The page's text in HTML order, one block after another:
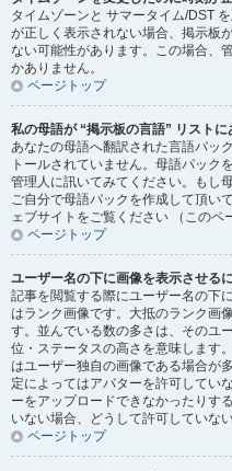
タイムゾーンと サマータイム/DST
が正しく表示されない場合、掲示板
ない可能性があります。この場合、
かありません。
ページトップ
私の母語が “掲示板の言語” リストに
あなたの母語へ翻訳された言語パッ
トールされていません。母語パック
管理人に訊いてみてください。もし
ご自分で母語パックを作成して頂い
ェブサイトをご覧ください （このペ
ページトップ
ユーザー名の下に画像を表示させる
記事を閲覧する際にユーザー名の下
はランク画像です。大抵のランク画
す。並んでいる数の多さは、そのユ
位・ステータスの高さを意味します
はユーザー独自の画像である場合が
定によってはアバターを許可してい
ーをアップロードできなかったりす
いない場合、どうして許可していな
ページトップ